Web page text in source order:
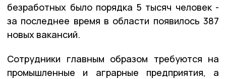
безработных было порядка 5 тысяч человек -
за последнее время в области появилось 387
новых вакансий.
Сотрудники главным образом требуются на
промышленные и аграрные предприятия, а